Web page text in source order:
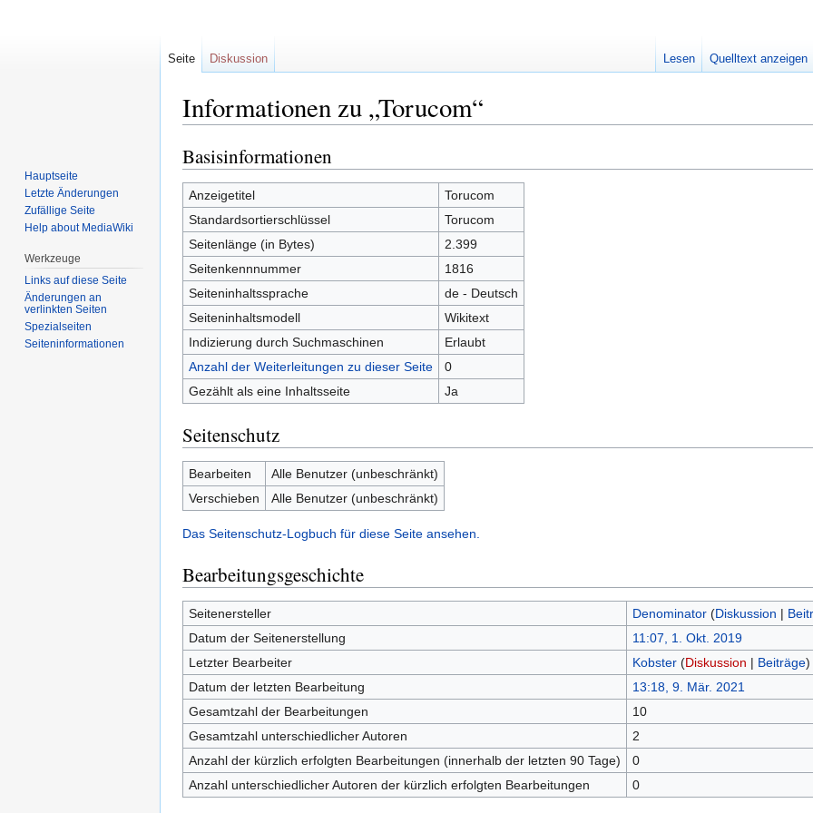
Informationen zu „Torucom“
Zur
Navigation
springen
Zur
Suche
springen
Basisinformationen
Anzeigetitel
Torucom
Standardsortierschlüssel
Torucom
Seitenlänge (in Bytes)
2.399
Seitenkennnummer
1816
Seiteninhaltssprache
de - Deutsch
Seiteninhaltsmodell
Wikitext
Indizierung durch Suchmaschinen
Erlaubt
Anzahl der Weiterleitungen zu dieser Seite
0
Gezählt als eine Inhaltsseite
Ja
Seitenschutz
Bearbeiten
Alle Benutzer (unbeschränkt)
Verschieben
Alle Benutzer (unbeschränkt)
Das Seitenschutz-Logbuch für diese Seite ansehen.
Bearbeitungsgeschichte
Seitenersteller Denominator (Diskussion |
Datum der Seitenerstellung
11:07, 1. Okt. 2019
Letzter Bearbeiter
Kobster (Diskussion | Beiträge)
Datum der letzten Bearbeitung
13:18, 9. Mär. 2021
Gesamtzahl der Bearbeitungen
10
Gesamtzahl unterschiedlicher Autoren
2
Anzahl der kürzlich erfolgten Bearbeitungen (innerhalb der letzten 90 Tage)
0
Anzahl unterschiedlicher Autoren der kürzlich erfolgten Bearbeitungen
0
Seite Diskussion Lesen Quelltext anzeigen
Hauptseite
Letzte Änderungen
Zufällige Seite
Help about MediaWiki
Werkzeuge
Links auf diese Seite
Änderungen an
verlinkten Seiten
Spezialseiten
Seiten­informationen